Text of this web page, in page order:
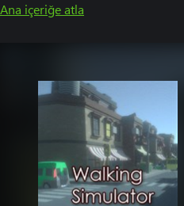
Ana içeriğe atla